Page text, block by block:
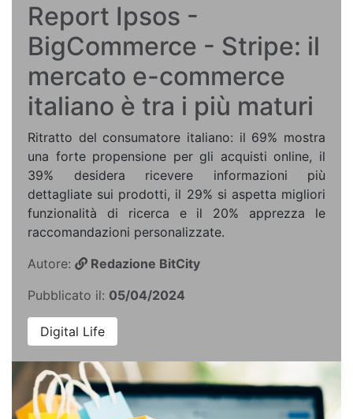
Report Ipsos -
BigCommerce - Stripe: il
mercato e-commerce
italiano è tra i più maturi
Ritratto del consumatore italiano: il 69% mostra
una forte propensione per gli acquisti online, il
39% desidera ricevere informazioni più
dettagliate sui prodotti, il 29% si aspetta migliori
funzionalità di ricerca e il 20% apprezza le
raccomandazioni personalizzate.
Autore:
Redazione BitCity
Pubblicato il: 05/04/2024
Digital Life